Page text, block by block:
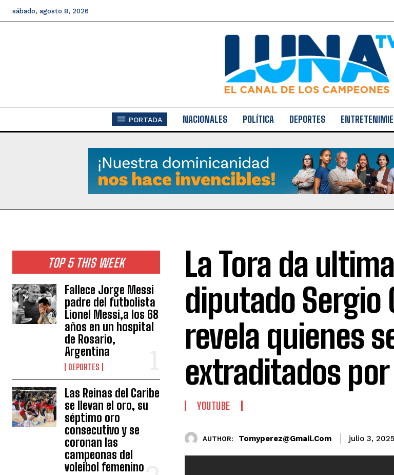
sábado, agosto 8, 2026
PORTADA NACIONALES POLÍTICA DEPORTES
TOP 5 THIS WEEK
Fallece Jorge Messi
padre del futbolista
Lionel Messi,a los 68
años en un hospital
de Rosario,
Argentina
DEPORTES
Las Reinas del Caribe
se llevan el oro, su
séptimo oro
consecutivo y se
coronan las
campeonas del
voleibol femenino
La Tora da
diputado Sergio
revela quienes
extraditados
YOUTUBE
AUTHOR: Tomyperez@gmail.com julio 3, 2025